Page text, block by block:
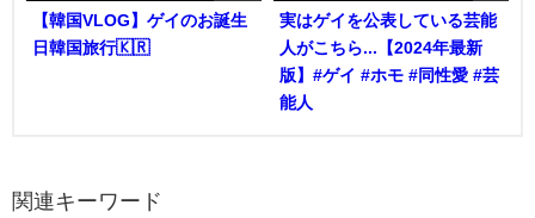
【韓国VLOG】ゲイのお誕生
日韓国旅行🇰🇷
実はゲイを公表している芸能
人がこちら...【2024年最新
版】#ゲイ #ホモ #同性愛 #芸
能人
関連キーワード